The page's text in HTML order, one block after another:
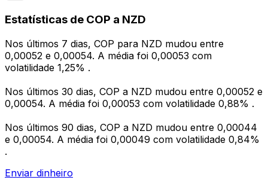
Estatísticas de COP a NZD
Nos últimos 7 dias, COP para NZD mudou entre
0,00052 e 0,00054. A média foi 0,00053 com
volatilidade 1,25% .
Nos últimos 30 dias, COP a NZD mudou entre 0,00052 e
0,00054. A média foi 0,00053 com volatilidade 0,88% .
Nos últimos 90 dias, COP a NZD mudou entre 0,00044
e 0,00054. A média foi 0,00049 com volatilidade 0,84%
.
Enviar dinheiro